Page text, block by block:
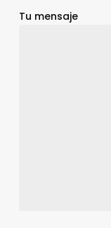
Tu mensaje